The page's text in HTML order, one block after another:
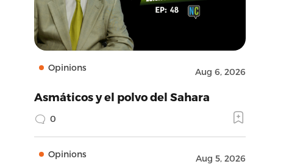
Opinions Aug 6, 2026
Asmáticos y el polvo del Sahara
0
Opinions Aug 5, 2026